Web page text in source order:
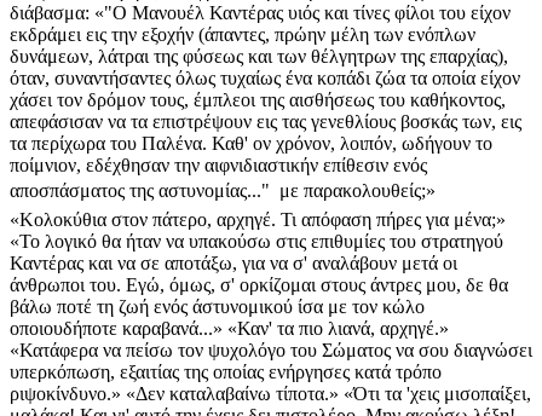
διάβασμα: «"Ο Μανουέλ Καντέρας υιός και τίνες φίλοι του είχον
εκδράμει εις την εξοχήν (άπαντες, πρώην μέλη των ενόπλων
δυνάμεων, λάτραι της φύσεως και των θέλγητρων της επαρχίας),
όταν, συναντήσαντες όλως τυχαίως ένα κοπάδι ζώα τα οποία είχον
χάσει τον δρόμον τους, έμπλεοι της αισθήσεως του καθήκοντος,
απεφάσισαν να τα επιστρέψουν εις τας γενεθλίους βοσκάς των, εις
τα περίχωρα του Παλένα. Καθ' ον χρόνον, λοιπόν, ωδήγουν το
ποίμνιον, εδέχθησαν την αιφνιδιαστικήν επίθεσιν ενός
αποσπάσματος της αστυνομίας..."  με παρακολουθείς;»
«Κολοκύθια στον πάτερο, αρχηγέ. Τι απόφαση πήρες για μένα;»
«Το λογικό θα ήταν να υπακούσω στις επιθυμίες του στρατηγού
Καντέρας και να σε αποτάξω, για να σ' αναλάβουν μετά οι
άνθρωποι του. Εγώ, όμως, σ' ορκίζομαι στους άντρες μου, δε θα
βάλω ποτέ τη ζωή ενός άστυνομικού ίσα με τον κώλο
οποιουδήποτε καραβανά...» «Καν' τα πιο λιανά, αρχηγέ.»
«Κατάφερα να πείσω τον ψυχολόγο του Σώματος να σου διαγνώσει
υπερκόπωση, εξαιτίας της οποίας ενήργησες κατά τρόπο
ριψοκίνδυνο.» «Δεν καταλαβαίνω τίποτα.» «Ότι τα 'χεις μισοπαίξει,